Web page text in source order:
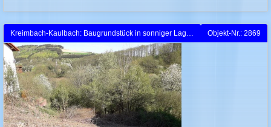
Kreimbach-Kaulbach: Baugrundstück in sonniger Lage mit Weitblick Objekt-Nr.: 2869